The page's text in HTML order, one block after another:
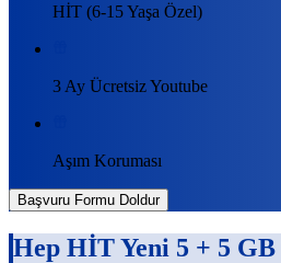
HİT (6-15 Yaşa Özel)
3 Ay Ücretsiz Youtube
Aşım Koruması
Başvuru Formu Doldur
Hep HİT Yeni 5 + 5 GB